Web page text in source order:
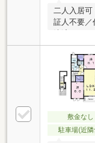
二人入居可
証人不要／
敷金なし
駐車場(近隣